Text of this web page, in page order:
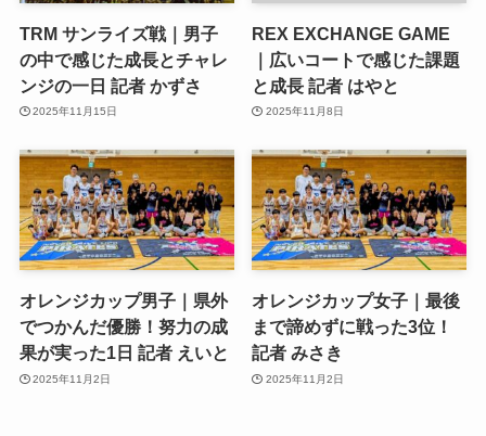
TRM サンライズ戦｜男子
の中で感じた成長とチャレ
ンジの一日 記者 かずさ
2025年11月15日
REX EXCHANGE GAME
｜広いコートで感じた課題
と成長 記者 はやと
2025年11月8日
オレンジカップ男子｜県外
でつかんだ優勝！努力の成
果が実った1日 記者 えいと
2025年11月2日
オレンジカップ女子｜最後
まで諦めずに戦った3位！
記者 みさき
2025年11月2日